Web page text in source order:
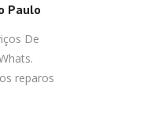
Paulo
De
reparos